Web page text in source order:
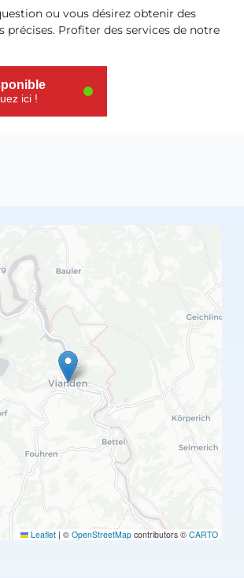
ou vous désirez obtenir des
précises. Profiter des services de notre
ici !
Leaflet | © OpenStreetMap contributors © CARTO